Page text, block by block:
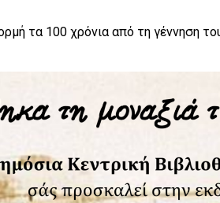
τα 100 χρόνια από τη γέννηση